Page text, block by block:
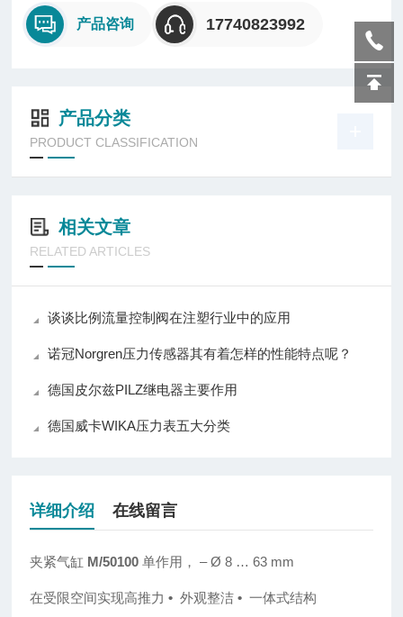
产品咨询 17740823992
产品分类
PRODUCT CLASSIFICATION
相关文章
RELATED ARTICLES
谈谈比例流量控制阀在注塑行业中的应用
诺冠Norgren压力传感器其有着怎样的性能特点呢？
德国皮尔兹PILZ继电器主要作用
德国威卡WIKA压力表五大分类
详细介绍 在线留言
夹紧气缸 M/50100单作用， – Ø 8 … 63 mm
在受限空间实现高推力•外观整洁•一体式结构